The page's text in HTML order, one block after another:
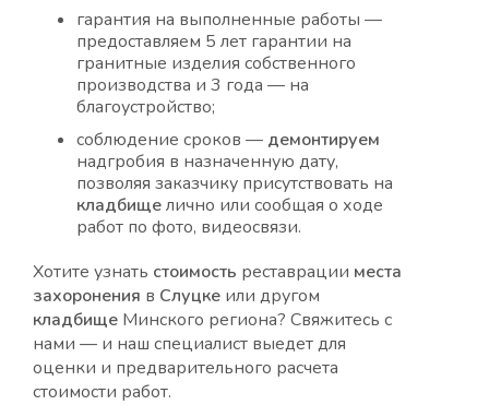
гарантия на выполненные работы —
предоставляем 5 лет гарантии на
гранитные изделия собственного
производства и 3 года — на
благоустройство;
соблюдение сроков — демонтируем
надгробия в назначенную дату,
позволяя заказчику присутствовать на
кладбищелично или сообщая о ходе
работ по фото, видеосвязи.
Хотите узнать стоимость реставрации места
захоронения в Слуцке или другом
кладбище Минского региона? Свяжитесь с
нами — и наш специалист выедет для
оценки и предварительного расчета
стоимости работ.